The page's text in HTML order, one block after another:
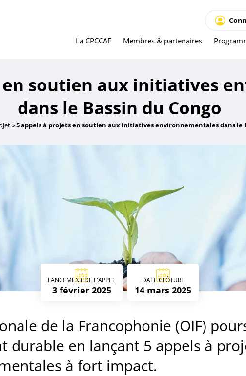
La CPCCAF Membres & partenaires
en soutien aux initiatives
dans le Bassin du Congo
»5 appels à projets en soutien aux initiatives environnementales dans le
LANCEMENT DE L'APPEL
3 février 2025
DATE CLÔTURE
14 mars 2025
de la Francophonie (OIF)
durable en lançant 5 appels à
à fort impact.